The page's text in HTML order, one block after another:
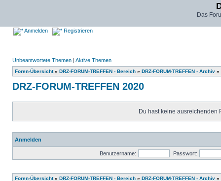
Das
Anmelden Registrieren
Unbeantwortete Themen | Aktive Themen
Foren-Übersicht» DRZ-FORUM-TREFFEN - Bereich » DRZ-FORUM-TREFFEN - Archiv »
DRZ-FORUM-TREFFEN 2020
Du hast keine ausreichenden
Anmelden
Benutzername: Passwort:
Foren-Übersicht» DRZ-FORUM-TREFFEN - Bereich » DRZ-FORUM-TREFFEN - Archiv »